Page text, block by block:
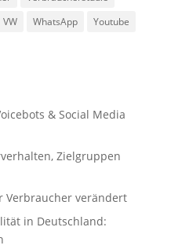
VW WhatsApp
Youtube
& Social Media
Zielgruppen
Verbraucher verändert
in Deutschland: